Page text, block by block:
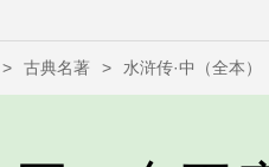
> 古典名著 > 水浒传·中（全本）